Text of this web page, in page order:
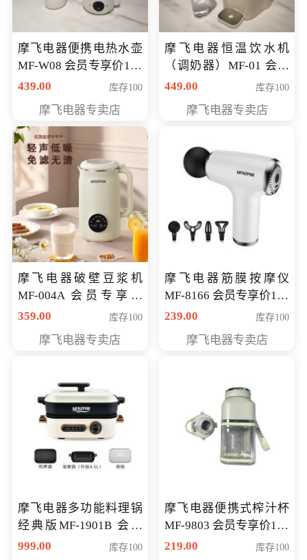
摩飞电器便携电热水壶
MF-W08 会员专享价198
元
439.00 库存100
摩飞电器专卖店
摩飞电器恒温饮水机
（调奶器）MF-01 会员
专享价366元
449.00 库存100
摩飞电器专卖店
摩飞电器破壁豆浆机
MF-004A 会员专享价
168元
359.00 库存100
摩飞电器专卖店
摩飞电器筋膜按摩仪
MF-8166 会员专享价168
元
239.00 库存100
摩飞电器专卖店
摩飞电器多功能料理锅
经典版MF-1901B 会员
专享价399元
999.00 库存100
摩飞电器便携式榨汁杯
MF-9803 会员专享价138
元
219.00 库存100